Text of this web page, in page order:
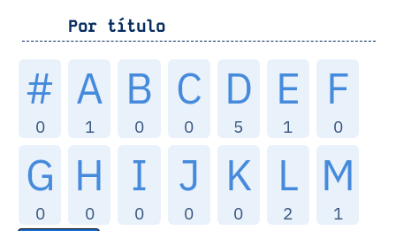
Por título
#
0
A
1
B
0
C
0
D
5
E
1
F
0
G
0
H
0
I
0
J
0
K
0
L
2
M
1